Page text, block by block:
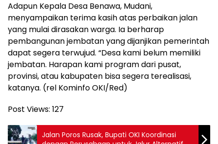
Adapun Kepala Desa Benawa, Mudani,
menyampaikan terima kasih atas perbaikan jalan
yang mulai dirasakan warga. Ia berharap
pembangunan jembatan yang dijanjikan pemerintah
dapat segera terwujud. “Desa kami belum memiliki
jembatan. Harapan kami program dari pusat,
provinsi, atau kabupaten bisa segera terealisasi,
katanya. (rel Kominfo OKI/Red)
Post Views: 127
Jalan Poros Rusak, Bupati OKI Koordinasi